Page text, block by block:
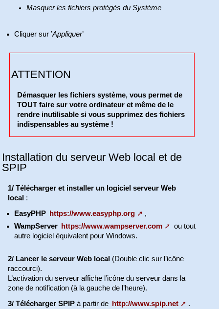
Masquer les fichiers protégés du Système
Cliquer sur ’Appliquer’
ATTENTION
Démasquer les fichiers système, vous permet de
TOUT faire sur votre ordinateur et même de le
rendre inutilisable si vous supprimez des fichiers
indispensables au système !
Installation du serveur Web local et de
SPIP
1/ Télécharger et installer un logiciel serveur Web
local :
EasyPHP https://www.easyphp.org
,
WampServer https://www.wampserver.com
ou tout
autre logiciel équivalent pour Windows.
2/ Lancer le serveur Web local (Double clic sur l’icône
raccourci).
L’activation du serveur affiche l’icône du serveur dans la
zone de notification (à la gauche de l’heure).
3/ Télécharger SPIP à partir de http://www.spip.net
.